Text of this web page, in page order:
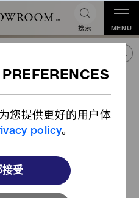
您提供更好的用户体
policy。
接受
搜索 MENU
®处理布